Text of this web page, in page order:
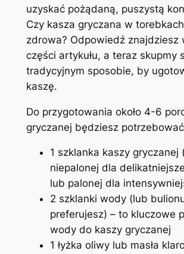
uzyskać pożądaną, puszystą
Czy kasza gryczana w
zdrowa? Odpowiedź znajdziesz
części artykułu, a teraz skupmy
tradycyjnym sposobie, by
kaszę.
Do przygotowania około 4-6
gryczanej będziesz
1 szklanka kaszy gryczanej
niepalonej dla
lub palonej dla
2 szklanki wody (lub
preferujesz) – to kluczowe
wody do kaszy gryczanej
1 łyżka oliwy lub masła